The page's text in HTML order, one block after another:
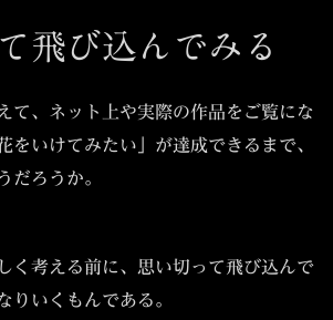
飛び込んでみる
て、ネット上や実際の作品をご覧にな
をいけてみたい」が達成できるまで、
だろうか。
く考える前に、思い切って飛び込んで
りいくもんである。